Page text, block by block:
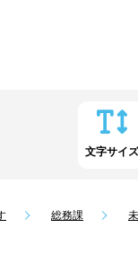
文字サイズ
総務課